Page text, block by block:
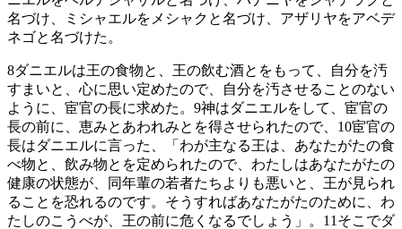
名づけ、ミシャエルをメシャクと名づけ、アザリヤをアベデ
ネゴと名づけた。
8ダニエルは王の食物と、王の飲む酒とをもって、自分を汚
すまいと、心に思い定めたので、自分を汚させることのない
ように、宦官の長に求めた。 9神はダニエルをして、宦官の
長の前に、恵みとあわれみとを得させられたので、 10宦官の
長はダニエルに言った、「わが主なる王は、あなたがたの食
べ物と、飲み物とを定められたので、わたしはあなたがたの
健康の状態が、同年輩の若者たちよりも悪いと、王が見られ
ることを恐れるのです。そうすればあなたがたのために、わ
たしのこうべが、王の前に危くなるでしょう」。 11 そこでダ